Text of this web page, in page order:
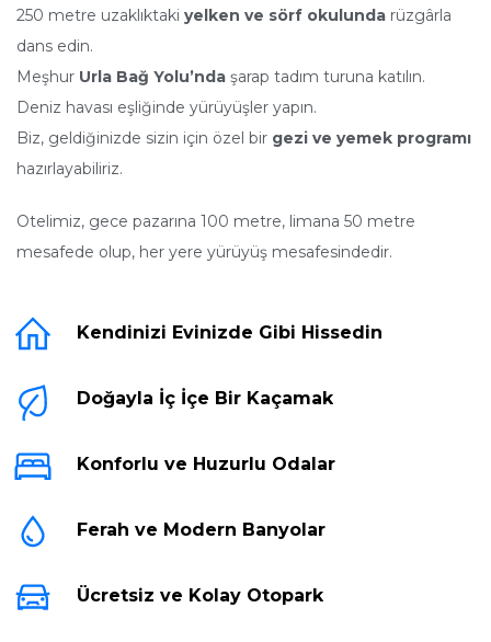
250 metre uzaklıktaki yelken ve sörf okulunda rüzgârla
dans edin.
Meşhur Urla Bağ Yolu’nda şarap tadım turuna katılın.
Deniz havası eşliğinde yürüyüşler yapın.
Biz, geldiğinizde sizin için özel bir gezi ve yemek programı
hazırlayabiliriz.
Otelimiz, gece pazarına 100 metre, limana 50 metre
mesafede olup, her yere yürüyüş mesafesindedir.
Kendinizi Evinizde Gibi Hissedin
Doğayla İç İçe Bir Kaçamak
Konforlu ve Huzurlu Odalar
Ferah ve Modern Banyolar
Ücretsiz ve Kolay Otopark